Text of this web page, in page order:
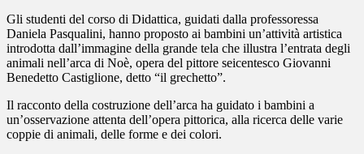
Gli studenti del corso di Didattica, guidati dalla professoressa
Daniela Pasqualini, hanno proposto ai bambini un’attività artistica
introdotta dall’immagine della grande tela che illustra l’entrata degli
animali nell’arca di Noè, opera del pittore seicentesco Giovanni
Benedetto Castiglione, detto “il grechetto”.
Il racconto della costruzione dell’arca ha guidato i bambini a
un’osservazione attenta dell’opera pittorica, alla ricerca delle varie
coppie di animali, delle forme e dei colori.